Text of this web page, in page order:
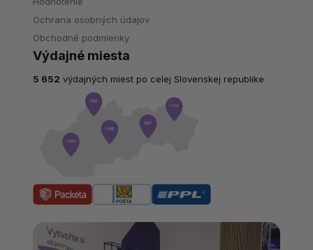
Ochrana osobných údajov
Obchodné podmienky
Výdajné miesta
5 652 výdajných miest po celej Slovenskej republike